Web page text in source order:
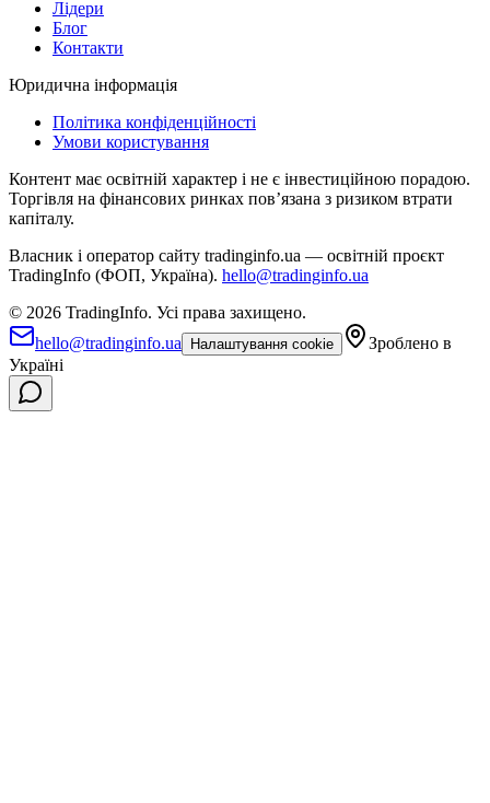
Лідери
Блог
Контакти
Юридична інформація
Політика конфіденційності
Умови користування
Контент має освітній характер і не є інвестиційною порадою.
Торгівля на фінансових ринках повʼязана з ризиком втрати
капіталу.
Власник і оператор сайту tradinginfo.ua — освітній проєкт
TradingInfo (ФОП, Україна). hello@tradinginfo.ua
© 2026 TradingInfo. Усі права захищено.
hello@tradinginfo.ua
Налаштування cookie
Зроблено в
Україні